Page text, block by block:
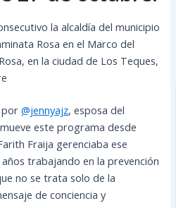
la alcaldía del municipio
Rosa en el Marco del
en la ciudad de Los Teques,
por@jennyajz, esposa del
este programa desde
Fraija gerenciaba ese
trabajando en la prevención
no se trata solo de la
de conciencia y